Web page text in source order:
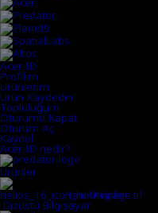
Acer ID
Profilim
Ürünlerim
Ürün Kaydedin
Topluluğum
Oturumu Kapat
Oturum Aç
Kaydol
Acer ID nedir?
Ürünler
Yeni Ürünler
Dizüstü Bilgisayar